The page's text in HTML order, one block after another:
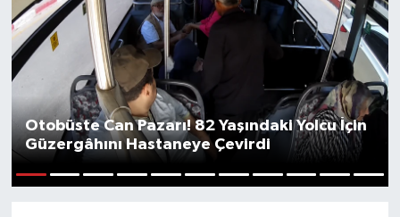
Otobüste Can Pazarı! 82 Yaşındaki Yolcu İçin
Güzergâhını Hastaneye Çevirdi
Spor
Yaşam